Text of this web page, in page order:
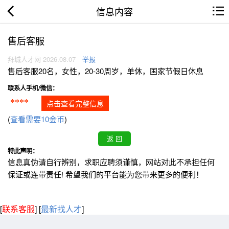
信息内容
售后客服
拜城人才网 2026.08.07 举报
售后客服20名，女性，20-30周岁，单休，国家节假日休息
联系人手机/微信：
**** 点击查看完整信息
(查看需要10金币)
特此声明：
信息真伪请自行辨别，求职应聘须谨慎，网站对此不承担任何
保证或连带责任! 希望我们的平台能为您带来更多的便利！
[联系客服] [最新找人才]